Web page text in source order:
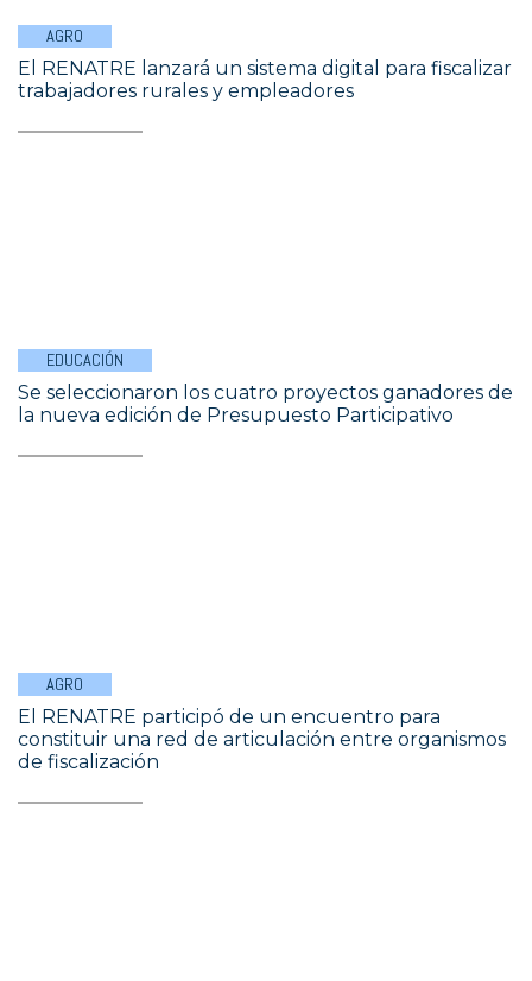
AGRO
El RENATRE lanzará un sistema digital para fiscalizar
trabajadores rurales y empleadores
EDUCACIÓN
Se seleccionaron los cuatro proyectos ganadores de
la nueva edición de Presupuesto Participativo
AGRO
El RENATRE participó de un encuentro para
constituir una red de articulación entre organismos
de fiscalización